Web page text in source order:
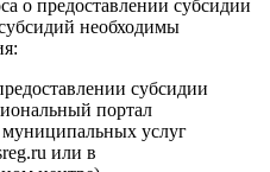
о предоставлении субсидии
необходимы
субсидии
портал
муниципальных услуг
или в